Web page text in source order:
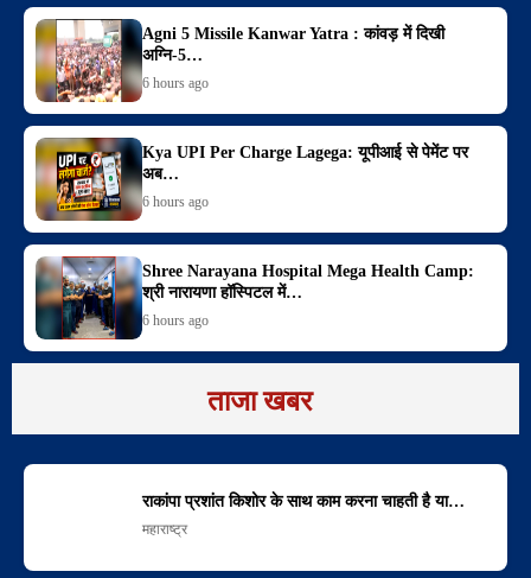
Agni 5 Missile Kanwar Yatra : कांवड़ में दिखी
अग्नि-5…
6 hours ago
Kya UPI Per Charge Lagega: यूपीआई से पेमेंट पर
अब…
6 hours ago
Shree Narayana Hospital Mega Health Camp:
श्री नारायणा हॉस्पिटल में…
6 hours ago
ताजा खबर
राकांपा प्रशांत किशोर के साथ काम करना चाहती है या…
महाराष्ट्र